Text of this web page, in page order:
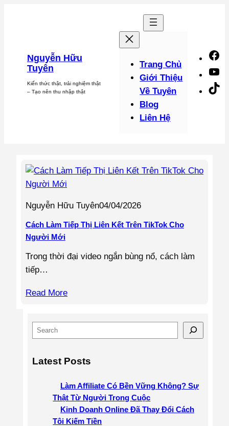
Nguyễn Hữu
Tuyên
Kiến thức thật, trải nghiệm thật
– Tạo nên thu nhập thật
Trang Chủ
Giới Thiệu
Về Tuyên
Blog
Liên Hệ
Nguyễn Hữu Tuyên04/04/2026
Cách Làm Tiếp Thị Liên Kết Trên TikTok Cho
Người Mới
Trong thời đại video ngắn bùng nổ, cách làm
tiếp…
Read More
S
e
r
Latest Posts
Làm Affiliate Có Bền Vững Không? Sự
Thật Từ Người Trong Cuộc
Kinh Doanh Online Đã Thay Đổi Cách
Tôi Kiếm Tiền